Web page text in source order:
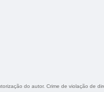
do autor. Crime de violação de